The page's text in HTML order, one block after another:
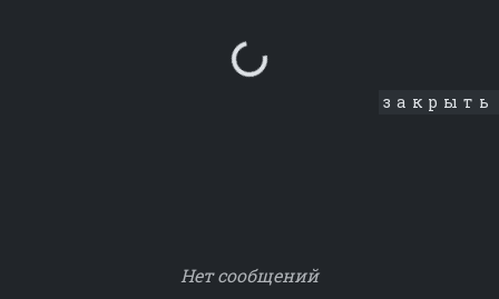
Loading...
закрыть
Нет сообщений